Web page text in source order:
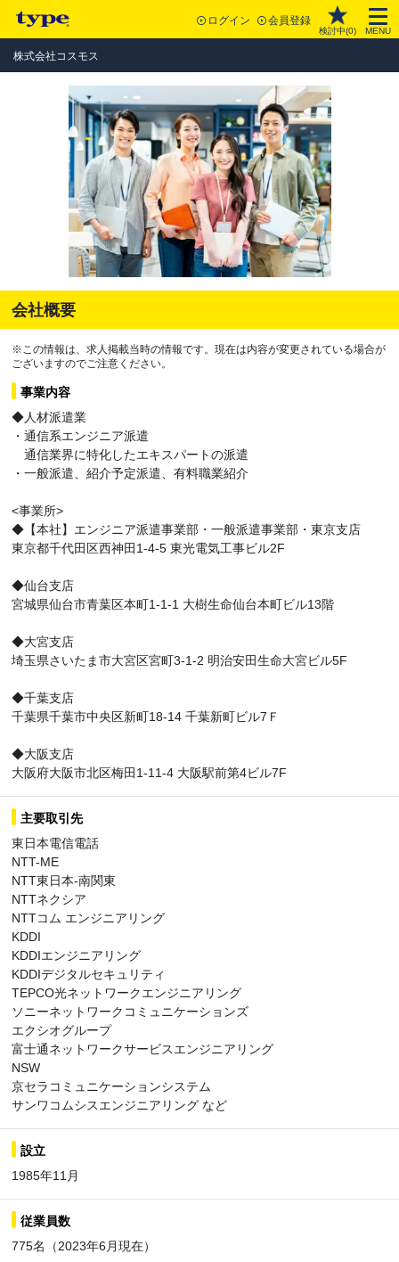
ログイン 会員登録
検討中(0) MENU
株式会社コスモス
会社概要
※この情報は、求人掲載当時の情報です。現在は内容が変更されている場合が
ございますのでご注意ください。
事業内容
◆人材派遣業
・通信系エンジニア派遣
通信業界に特化したエキスパートの派遣
・一般派遣、紹介予定派遣、有料職業紹介
<事業所>
◆【本社】エンジニア派遣事業部・一般派遣事業部・東京支店
東京都千代田区西神田1-4-5 東光電気工事ビル2F
◆仙台支店
宮城県仙台市青葉区本町1-1-1 大樹生命仙台本町ビル13階
◆大宮支店
埼玉県さいたま市大宮区宮町3-1-2 明治安田生命大宮ビル5F
◆千葉支店
千葉県千葉市中央区新町18-14 千葉新町ビル7Ｆ
◆大阪支店
大阪府大阪市北区梅田1-11-4 大阪駅前第4ビル7F
主要取引先
東日本電信電話
NTT-ME
NTT東日本-南関東
NTTネクシア
NTTコム エンジニアリング
KDDI
KDDIエンジニアリング
KDDIデジタルセキュリティ
TEPCO光ネットワークエンジニアリング
ソニーネットワークコミュニケーションズ
エクシオグループ
富士通ネットワークサービスエンジニアリング
NSW
京セラコミュニケーションシステム
サンワコムシスエンジニアリング など
設立
1985年11月
従業員数
775名（2023年6月現在）